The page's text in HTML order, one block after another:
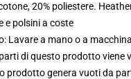
20% poliestere.
e polsini a coste
Lavare a mano o a
di questo prodotto
prodotto genera vuoti da